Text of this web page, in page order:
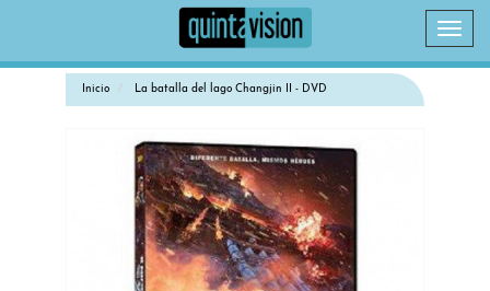
Inicio La batalla del lago Changjin II - DVD